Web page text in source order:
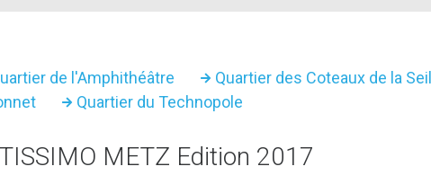
de l'Amphithéâtre
Quartier des Coteaux de la
Quartier du Technopole
METZ Edition 2017